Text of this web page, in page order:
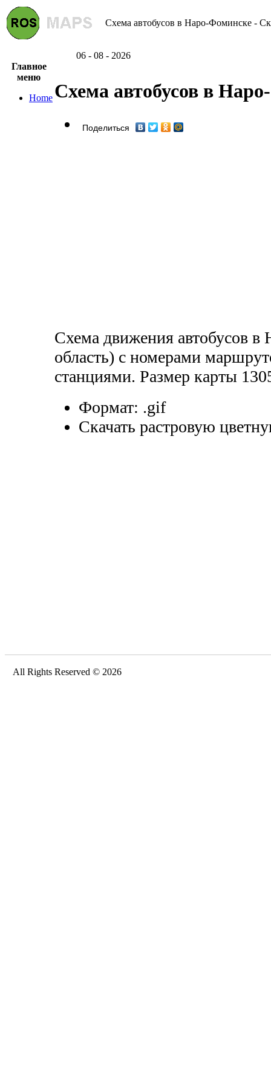
Схема автобусов в Наро-Фоминске -
06 - 08 - 2026
Главное
меню
Home Схема автобусов в
Поделиться
Схема движения автобусов
область) с номерами
станциями. Размер карты
Формат: .gif
Скачать растровую
All Rights Reserved © 2026